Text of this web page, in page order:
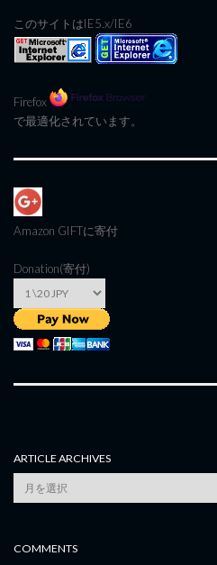
このサイトはIE5.x/IE6
Firefox
で最適化されています。
Amazon GIFTに寄付
Donation(寄付)
ARTICLE ARCHIVES
Article
Archives
COMMENTS